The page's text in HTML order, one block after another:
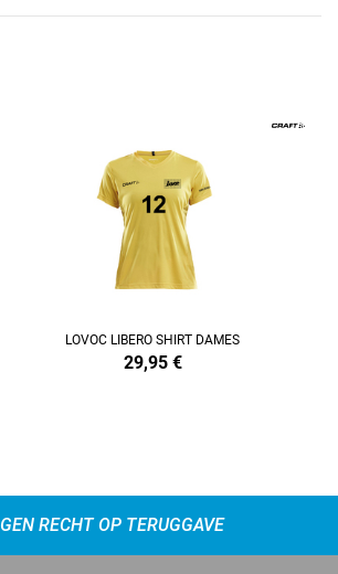
LOVOC LIBERO SHIRT DAMES
29,95 €
RECHT OP TERUGGAVE